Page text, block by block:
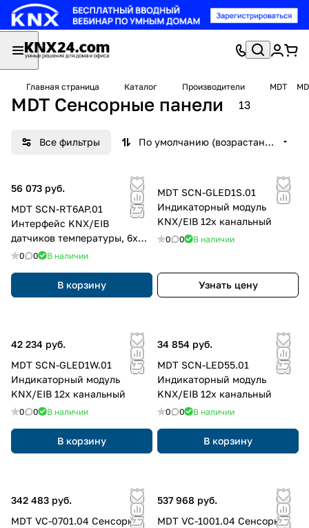
Главная страница Каталог Производители MDT
MDT Сенсорные панели 13
Все фильтры По умолчанию (возрастание)
56 073 руб.
MDT SCN-RT6AP.01
Интерфейс KNX/EIB
датчиков температуры, 6x
канальный
0 0 В наличии
В корзину
MDT SCN-GLED1S.01
Индикаторный модуль
KNX/EIB 12х канальный
0 0 В наличии
Узнать цену
42 234 руб.
MDT SCN-GLED1W.01
Индикаторный модуль
KNX/EIB 12х канальный
0 0 В наличии
В корзину
34 854 руб.
MDT SCN-LED55.01
Индикаторный модуль
KNX/EIB 12х канальный
0 0 В наличии
В корзину
342 483 руб.
MDT VC-0701.04 Сенсорная
537 968 руб.
MDT VC-1001.04 Сенсорная